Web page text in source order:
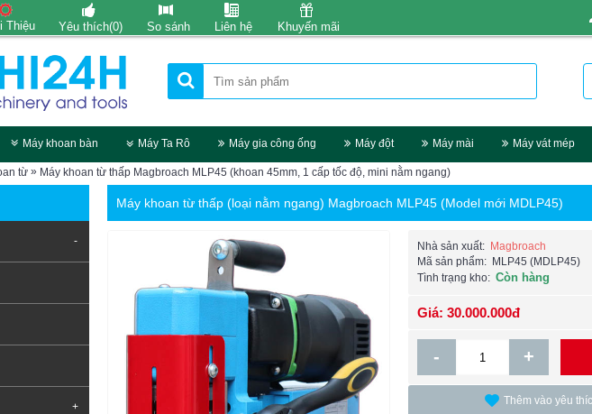
Thiệu Yêu thích(0) So sánh Liên hệ Khuyến mãi
Máy khoan bàn Máy Ta Rô Máy gia công ống Máy đột Máy mài Máy vát mép
từ » Máy khoan từ thấp Magbroach MLP45 (khoan 45mm, 1 cấp tốc độ, mini nằm ngang)
-
+
Máy khoan từ thấp (loại nằm ngang) Magbroach MLP45 (Model mới MDLP45)
Nhà sản xuất:
Magbroach
Mã sản phẩm:
MLP45 (MDLP45)
Tình trạng kho: Còn hàng
Giá: 30.000.000đ
- +
Thêm vào yêu